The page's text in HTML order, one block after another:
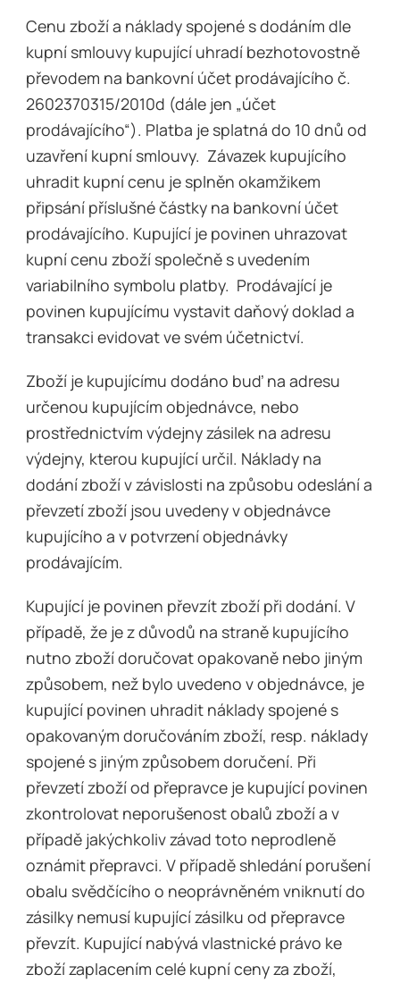
Cenu zboží a náklady spojené s dodáním dle
kupní smlouvy kupující uhradí bezhotovostně
převodem na bankovní účet prodávajícího č.
2602370315/2010d (dále jen „účet
prodávajícího“). Platba je splatná do 10 dnů od
uzavření kupní smlouvy. Závazek kupujícího
uhradit kupní cenu je splněn okamžikem
připsání příslušné částky na bankovní účet
prodávajícího. Kupující je povinen uhrazovat
kupní cenu zboží společně s uvedením
variabilního symbolu platby. Prodávající je
povinen kupujícímu vystavit daňový doklad a
transakci evidovat ve svém účetnictví.
Zboží je kupujícímu dodáno buď na adresu
určenou kupujícím objednávce, nebo
prostřednictvím výdejny zásilek na adresu
výdejny, kterou kupující určil. Náklady na
dodání zboží v závislosti na způsobu odeslání a
převzetí zboží jsou uvedeny v objednávce
kupujícího a v potvrzení objednávky
prodávajícím.
Kupující je povinen převzít zboží při dodání. V
případě, že je z důvodů na straně kupujícího
nutno zboží doručovat opakovaně nebo jiným
způsobem, než bylo uvedeno v objednávce, je
kupující povinen uhradit náklady spojené s
opakovaným doručováním zboží, resp. náklady
spojené s jiným způsobem doručení. Při
převzetí zboží od přepravce je kupující povinen
zkontrolovat neporušenost obalů zboží a v
případě jakýchkoliv závad toto neprodleně
oznámit přepravci. V případě shledání porušení
obalu svědčícího o neoprávněném vniknutí do
zásilky nemusí kupující zásilku od přepravce
převzít. Kupující nabývá vlastnické právo ke
zboží zaplacením celé kupní ceny za zboží,